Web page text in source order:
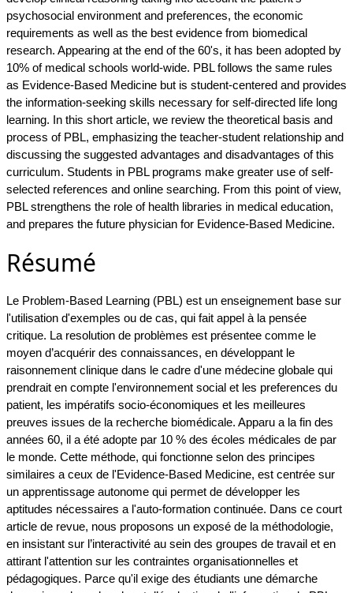
psychosocial environment and preferences, the economic
requirements as well as the best evidence from biomedical
research. Appearing at the end of the 60's, it has been adopted by
10% of medical schools world-wide. PBL follows the same rules
as Evidence-Based Medicine but is student-centered and provides
the information-seeking skills necessary for self-directed life long
learning. In this short article, we review the theoretical basis and
process of PBL, emphasizing the teacher-student relationship and
discussing the suggested advantages and disadvantages of this
curriculum. Students in PBL programs make greater use of self-
selected references and online searching. From this point of view,
PBL strengthens the role of health libraries in medical education,
and prepares the future physician for Evidence-Based Medicine.
Résumé
Le Problem-Based Learning (PBL) est un enseignement base sur
l'utilisation d'exemples ou de cas, qui fait appel à la pensée
critique. La resolution de problèmes est présentee comme le
moyen d’acquérir des connaissances, en développant le
raisonnement clinique dans le cadre d'une médecine globale qui
prendrait en compte l'environnement social et les preferences du
patient, les impératifs socio-économiques et les meilleures
preuves issues de la recherche biomédicale. Apparu a la fin des
années 60, il a été adopte par 10 % des écoles médicales de par
le monde. Cette méthode, qui fonctionne selon des principes
similaires a ceux de l'Evidence-Based Medicine, est centrée sur
un apprentissage autonome qui permet de développer les
aptitudes nécessaires a l'auto-formation continuée. Dans ce court
article de revue, nous proposons un exposé de la méthodologie,
en insistant sur l’interactivité au sein des groupes de travail et en
attirant l'attention sur les contraintes organisationnelles et
pédagogiques. Parce qu'il exige des étudiants une démarche